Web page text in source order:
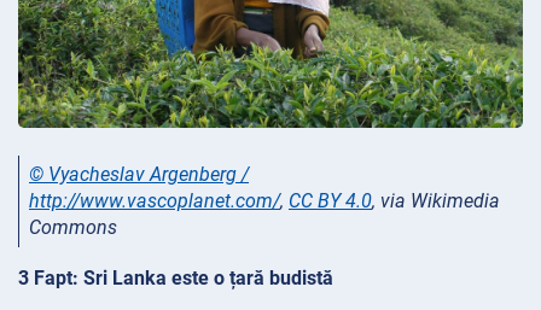
© Vyacheslav Argenberg /
http://www.vascoplanet.com/, CC BY 4.0, via Wikimedia
Commons
3 Fapt: Sri Lanka este o țară budistă